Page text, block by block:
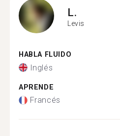
L.
Levis
HABLA FLUIDO
Inglés
APRENDE
Francés